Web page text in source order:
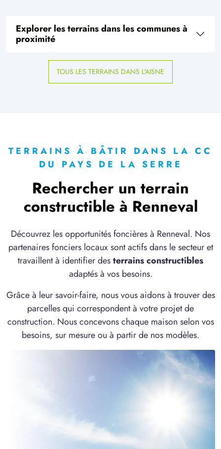
Explorer les terrains dans les communes à
proximité
TOUS LES TERRAINS DANS L'AISNE
TERRAINS À BÂTIR DANS LA CC
DU PAYS DE LA SERRE
Rechercher un terrain
constructible à Renneval
Découvrez les opportunités foncières à Renneval. Nos
partenaires fonciers locaux sont actifs dans le secteur et
travaillent à identifier desterrains constructibles
adaptés à vos besoins.
Grâce à leur savoir-faire, nous vous aidons à trouver des
parcelles qui correspondent à votre projet de
construction. Nous concevons chaque maison selon vos
besoins, sur mesure ou à partir de nos modèles.